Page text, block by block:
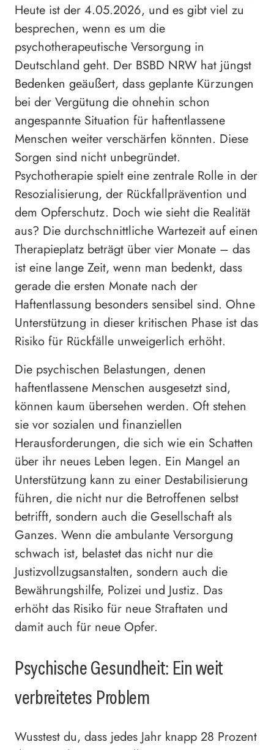
Heute ist der 4.05.2026, und es gibt viel zu
besprechen, wenn es um die
psychotherapeutische Versorgung in
Deutschland geht. Der BSBD NRW hat jüngst
Bedenken geäußert, dass geplante Kürzungen
bei der Vergütung die ohnehin schon
angespannte Situation für haftentlassene
Menschen weiter verschärfen könnten. Diese
Sorgen sind nicht unbegründet.
Psychotherapie spielt eine zentrale Rolle in der
Resozialisierung, der Rückfallprävention und
dem Opferschutz. Doch wie sieht die Realität
aus? Die durchschnittliche Wartezeit auf einen
Therapieplatz beträgt über vier Monate – das
ist eine lange Zeit, wenn man bedenkt, dass
gerade die ersten Monate nach der
Haftentlassung besonders sensibel sind. Ohne
Unterstützung in dieser kritischen Phase ist das
Risiko für Rückfälle unweigerlich erhöht.
Die psychischen Belastungen, denen
haftentlassene Menschen ausgesetzt sind,
können kaum übersehen werden. Oft stehen
sie vor sozialen und finanziellen
Herausforderungen, die sich wie ein Schatten
über ihr neues Leben legen. Ein Mangel an
Unterstützung kann zu einer Destabilisierung
führen, die nicht nur die Betroffenen selbst
betrifft, sondern auch die Gesellschaft als
Ganzes. Wenn die ambulante Versorgung
schwach ist, belastet das nicht nur die
Justizvollzugsanstalten, sondern auch die
Bewährungshilfe, Polizei und Justiz. Das
erhöht das Risiko für neue Straftaten und
damit auch für neue Opfer.
Psychische Gesundheit: Ein weit
verbreitetes Problem
Wusstest du, dass jedes Jahr knapp 28 Prozent